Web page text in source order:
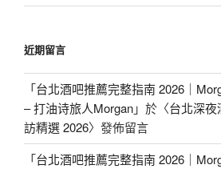
近期留言
「台北酒吧推薦完整指南 2026｜
– 打油诗旅人Morgan」於〈台北深
訪精選 2026〉發佈留言
「台北酒吧推薦完整指南 2026｜